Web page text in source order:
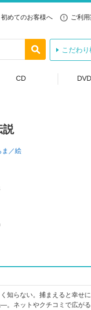
初めてのお客様へ ご利
こだわ
CD
説
／絵
知らない。捕まえると幸せ
。ネットやクチコミで広が